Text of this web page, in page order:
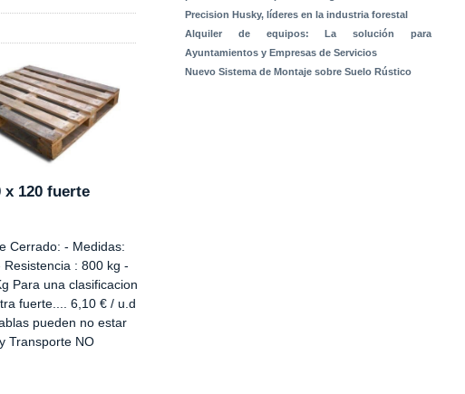
x 120 fuerte
Cerrado: - Medidas:
Resistencia : 800 kg -
Para una clasificacion
fuerte.... 6,10 € / u.d
pueden no estar
Transporte NO
Precision Husky, líderes en la industria forestal
Alquiler de equipos: La solución para
Ayuntamientos y Empresas de Servicios
Nuevo Sistema de Montaje sobre Suelo Rústico